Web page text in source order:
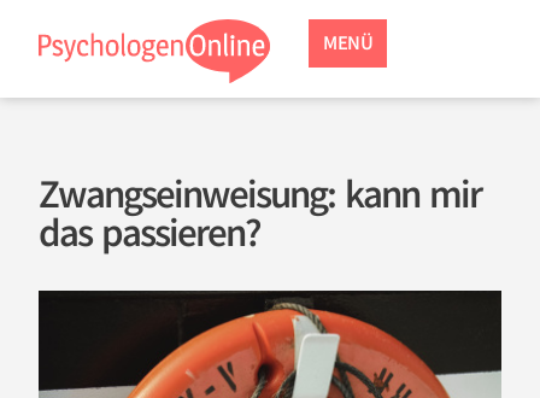
MENÜ
Zwangseinweisung: kann mir
das passieren?